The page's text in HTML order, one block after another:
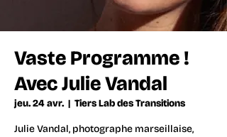
Vaste Programme !
Avec Julie Vandal
jeu. 24 avr.
  |
Tiers Lab des Transitions
Julie Vandal, photographe marseillaise,